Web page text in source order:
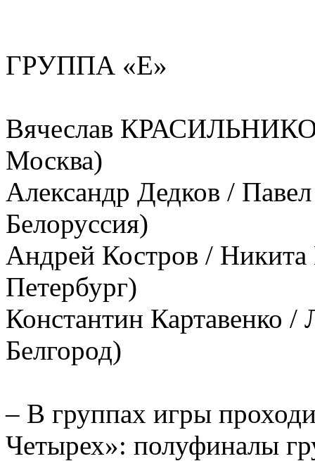
ГРУППА «Е»
Вячеслав
Москва)
Александр Дедков /
Белоруссия)
Андрей Костров /
Петербург)
Константин Картавенко /
Белгород)
– В группах игры
Четырех»: полуфиналы